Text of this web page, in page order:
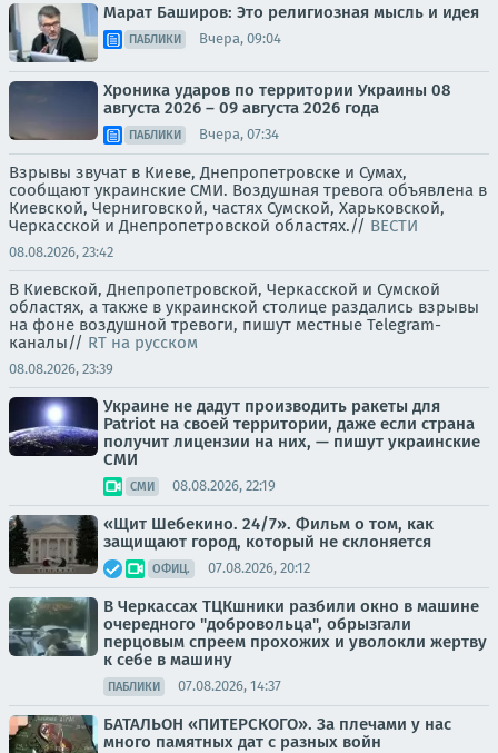
Марат Баширов: Это религиозная мысль и идея
ПАБЛИКИ Вчера, 09:04
Хроника ударов по территории Украины 08
августа 2026 – 09 августа 2026 года
ПАБЛИКИ Вчера, 07:34
Взрывы звучат в Киеве, Днепропетровске и Сумах,
сообщают украинские СМИ. Воздушная тревога объявлена в
Киевской, Черниговской, частях Сумской, Харьковской,
Черкасской и Днепропетровской областях.// ВЕСТИ
08.08.2026, 23:42
В Киевской, Днепропетровской, Черкасской и Сумской
областях, а также в украинской столице раздались взрывы
на фоне воздушной тревоги, пишут местные Telegram-
каналы// RT на русском
08.08.2026, 23:39
Украине не дадут производить ракеты для
Patriot на своей территории, даже если страна
получит лицензии на них, — пишут украинские
СМИ
СМИ 08.08.2026, 22:19
«Щит Шебекино. 24/7». Фильм о том, как
защищают город, который не склоняется
ОФИЦ. 07.08.2026, 20:12
В Черкассах ТЦКшники разбили окно в машине
очередного "добровольца", обрызгали
перцовым спреем прохожих и уволокли жертву
к себе в машину
ПАБЛИКИ 07.08.2026, 14:37
БАТАЛЬОН «ПИТЕРСКОГО». За плечами у нас
много памятных дат с разных войн